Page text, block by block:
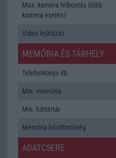
Max. kamera felbontás (több
kamera esetén)
Video lejátszás
MEMÓRIA ÉS TÁRHELY
Telefonkönyv db
Min. memória
Min. háttértár
Memória bővíthetőség
ADATCSERE